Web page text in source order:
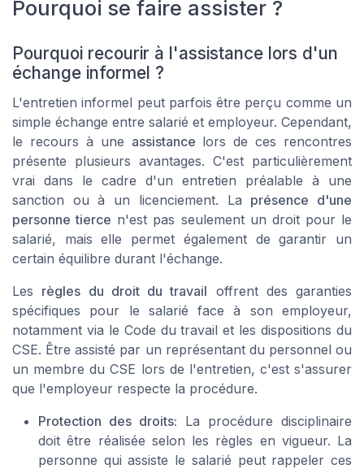
Pourquoi se faire assister ?
Pourquoi recourir à l'assistance lors d'un
échange informel ?
L'entretien informel peut parfois être perçu comme un
simple échange entre salarié et employeur. Cependant,
le recours à une assistance lors de ces rencontres
présente plusieurs avantages. C'est particulièrement
vrai dans le cadre d'un entretien préalable à une
sanction ou à un licenciement. La présence d'une
personne tierce n'est pas seulement un droit pour le
salarié, mais elle permet également de garantir un
certain équilibre durant l'échange.
Les règles du droit du travail offrent des garanties
spécifiques pour le salarié face à son employeur,
notamment via le Code du travail et les dispositions du
CSE. Être assisté par un représentant du personnel ou
un membre du CSE lors de l'entretien, c'est s'assurer
que l'employeur respecte la procédure.
Protection des droits: La procédure disciplinaire
doit être réalisée selon les règles en vigueur. La
personne qui assiste le salarié peut rappeler ces